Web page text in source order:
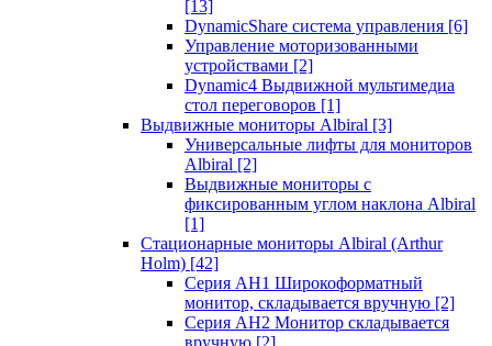
[13]
DynamicShare система управления [6]
Управление моторизованными
устройствами [2]
Dynamic4 Выдвижной мультимедиа
стол переговоров [1]
Выдвижные мониторы Albiral [3]
Универсальные лифты для мониторов
Albiral [2]
Выдвижные мониторы с
фиксированным углом наклона Albiral
[1]
Стационарные мониторы Albiral (Arthur
Holm) [42]
Серия AH1 Широкоформатный
монитор, складывается вручную [2]
Серия AH2 Монитор складывается
вручную [2]